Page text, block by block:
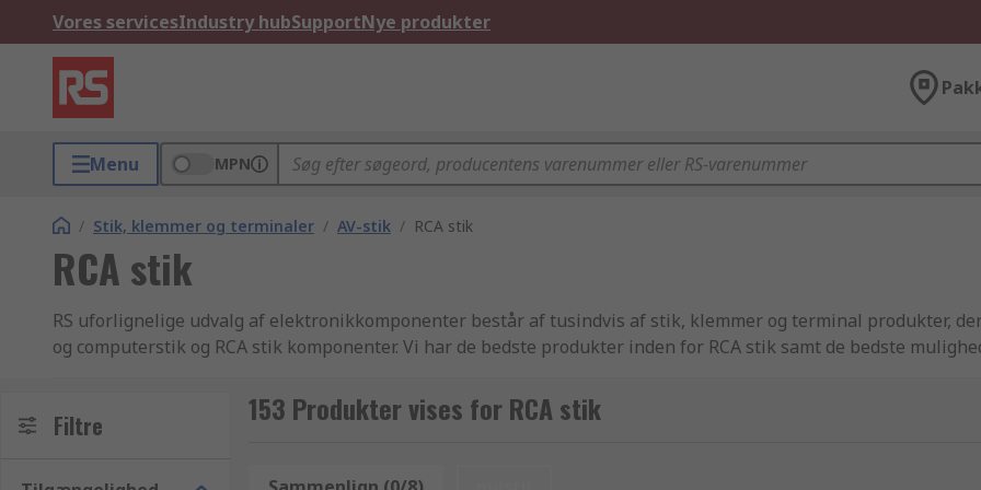
Vores servicesIndustry hubSupportNye produkter
Menu MPN
/ Stik, klemmer og terminaler / AV-stik / RCA stik
RCA stik
RS uforlignelige udvalg af elektronikkomponenter består af tusindvis af stik, klemmer og terminal produkter,
og computerstik og RCA stik komponenter. Vi har de bedste produkter inden for RCA stik samt de bedste
produktkvalitet og kundeservice som RS er kendt for. RS tilbyder desuden et endnu bredere udvalg af produkter
strømforsyning og konnektor produktsortiment, sideløbende med de mange varianter af elektriske og
video stik komponenter, kan du bare browse igennem vores hjemmeside, anvende søgefunktionen eller
Filtre 153 Produkter vises for RCA stik